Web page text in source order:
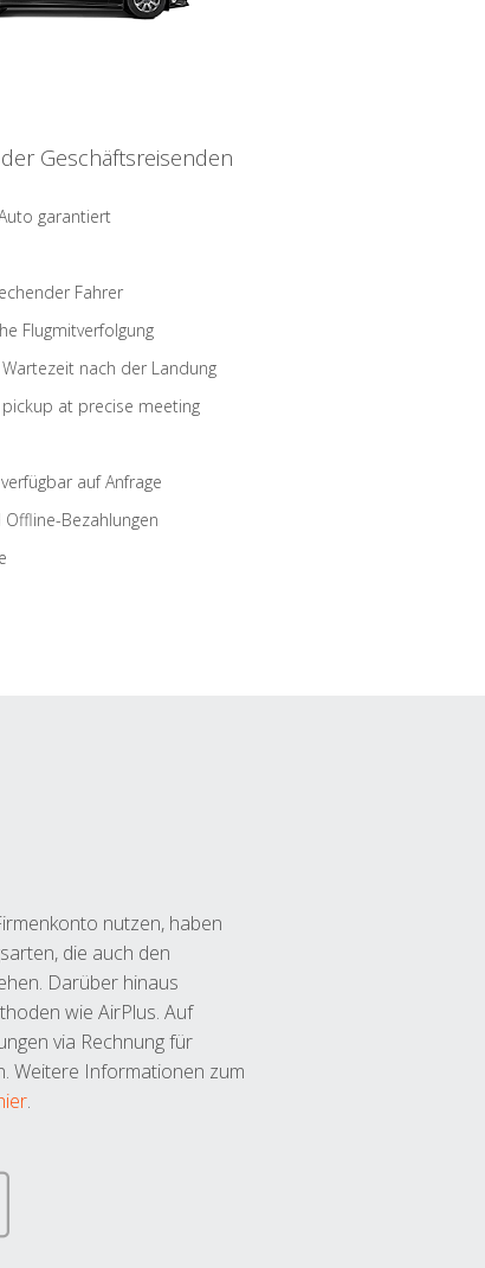
Geschäftsreisenden
garantiert
Fahrer
Flugmitverfolgung
nach der Landung
at precise meeting
auf Anfrage
Bezahlungen
nutzen, haben
die auch den
Darüber hinaus
wie AirPlus. Auf
via Rechnung für
Weitere Informationen zum
.